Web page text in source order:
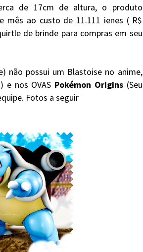
de 17cm de altura, o produto
mês ao custo de 11.111 ienes ( R$
de brinde para compras em seu
não possui um Blastoise no anime,
e nos OVAS Pokémon Origins (Seu
Fotos a seguir